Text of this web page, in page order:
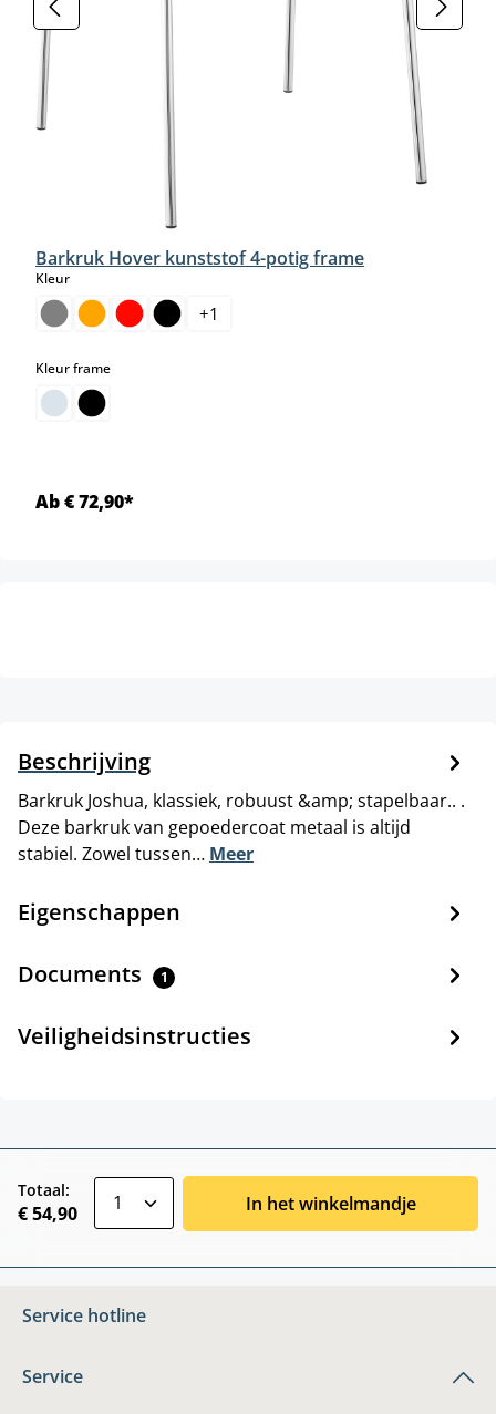
Barkruk Hover kunststof 4-potig frame
Kleurselect
+1
Kleur frameselect
Ab € 72,90*
Beschrijving
Barkruk Joshua, klassiek, robuust &amp; stapelbaar.. .
Deze barkruk van gepoedercoat metaal is altijd
stabiel. Zowel tussen… Meer
Eigenschappen
Documents 1
Veiligheidsinstructies
Totaal:
€ 54,90 In het winkelmandje
Service hotline
Service